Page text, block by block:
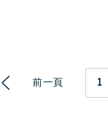
前一頁 1